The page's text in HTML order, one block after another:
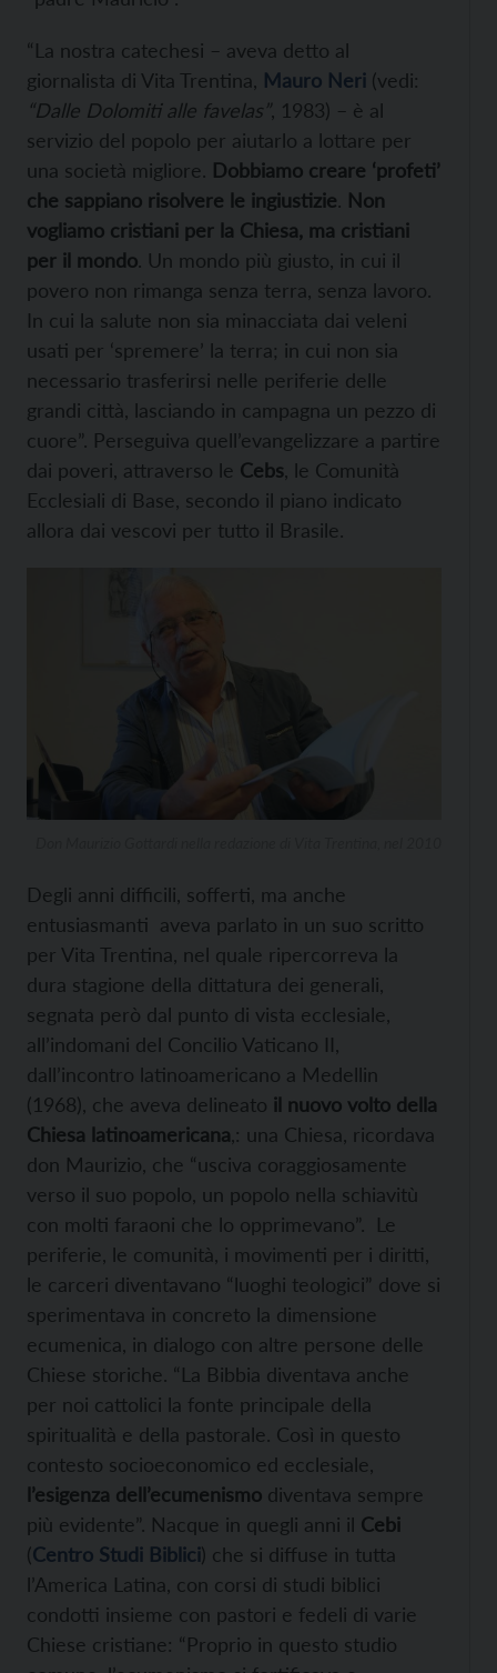
“La nostra catechesi – aveva detto al
giornalista di Vita Trentina, Mauro Neri (vedi:
“Dalle Dolomiti alle favelas”, 1983) – è al
servizio del popolo per aiutarlo a lottare per
una società migliore. Dobbiamo creare ‘profeti’
che sappiano risolvere le ingiustizie. Non
vogliamo cristiani per la Chiesa, ma cristiani
per il mondo. Un mondo più giusto, in cui il
povero non rimanga senza terra, senza lavoro.
In cui la salute non sia minacciata dai veleni
usati per ‘spremere’ la terra; in cui non sia
necessario trasferirsi nelle periferie delle
grandi città, lasciando in campagna un pezzo di
cuore”. Perseguiva quell’evangelizzare a partire
dai poveri, attraverso le Cebs , le Comunità
Ecclesiali di Base, secondo il piano indicato
allora dai vescovi per tutto il Brasile.
Degli anni difficili, sofferti, ma anche
entusiasmanti aveva parlato in un suo scritto
per Vita Trentina, nel quale ripercorreva la
dura stagione della dittatura dei generali,
segnata però dal punto di vista ecclesiale,
all’indomani del Concilio Vaticano II,
dall’incontro latinoamericano a Medellin
(1968), che aveva delineato il nuovo volto della
Chiesa latinoamericana ,: una Chiesa, ricordava
don Maurizio, che “usciva coraggiosamente
verso il suo popolo, un popolo nella schiavitù
con molti faraoni che lo opprimevano”. Le
periferie, le comunità, i movimenti per i diritti,
le carceri diventavano “luoghi teologici” dove si
sperimentava in concreto la dimensione
ecumenica, in dialogo con altre persone delle
Chiese storiche. “La Bibbia diventava anche
per noi cattolici la fonte principale della
spiritualità e della pastorale. Così in questo
contesto socioeconomico ed ecclesiale,
l’esigenza dell’ecumenismo diventava sempre
più evidente”. Nacque in quegli anni il Cebi
(Centro Studi Biblici) che si diffuse in tutta
l’America Latina, con corsi di studi biblici
condotti insieme con pastori e fedeli di varie
Chiese cristiane: “Proprio in questo studio